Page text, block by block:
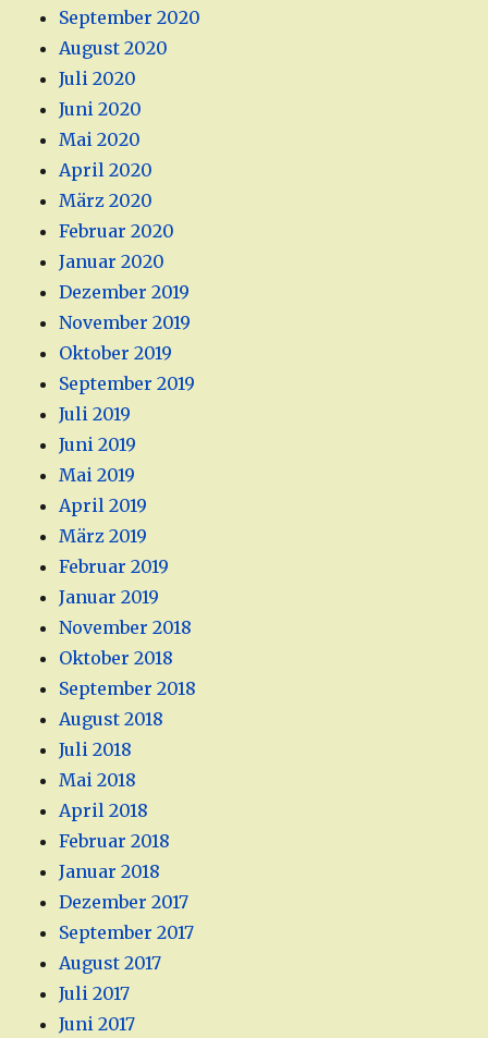
September 2020
August 2020
Juli 2020
Juni 2020
Mai 2020
April 2020
März 2020
Februar 2020
Januar 2020
Dezember 2019
November 2019
Oktober 2019
September 2019
Juli 2019
Juni 2019
Mai 2019
April 2019
März 2019
Februar 2019
Januar 2019
November 2018
Oktober 2018
September 2018
August 2018
Juli 2018
Mai 2018
April 2018
Februar 2018
Januar 2018
Dezember 2017
September 2017
August 2017
Juli 2017
Juni 2017